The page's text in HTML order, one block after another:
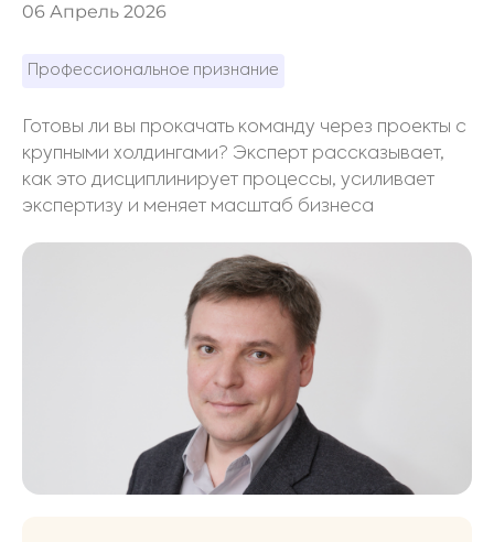
06 Апрель 2026
Профессиональное признание
Готовы ли вы прокачать команду через проекты с
крупными холдингами? Эксперт рассказывает,
как это дисциплинирует процессы, усиливает
экспертизу и меняет масштаб бизнеса